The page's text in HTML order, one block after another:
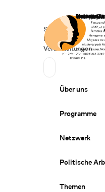
Startseite
Secondary
Spenden
News
Veranstaltungen
Primary
Über uns
Programme
Netzwerk
Politische
Themen